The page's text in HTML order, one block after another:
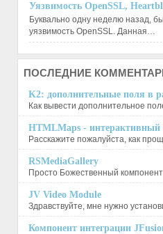
Уязвимость OpenSSL,
Буквально одну неделю назад,
уязвимость OpenSSL. Данная…
ПОСЛЕДНИЕ
K2: дополнительные поля в
Как вывести дополнительное
HTMLMaps - интерактивный
Расскажите пожалуйста, как
RSMediaGallery
Просто Божественный
JV Video Module
Здравствуйте, мне нужно
Компонент интеграции